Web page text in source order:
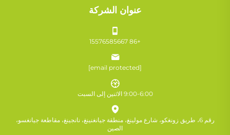
عنوان الشركة
+86 15576585667
[email protected]
9:00-6:00 الاثنين إلى السبت
رقم 6، طريق زونغكو، شارع مولينغ، منطقة جيانغنينغ، نانجينغ، مقاطعة جيانغسو،
الصين